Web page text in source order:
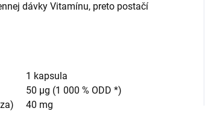
dávky Vitamínu, preto postačí
1 kapsula
50 μg (1 000 % ODD *)
40 mg